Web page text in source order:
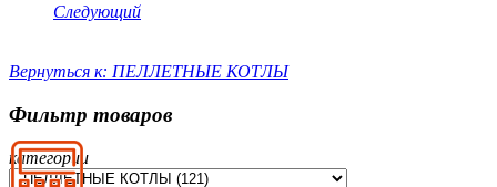
Следующий
Вернуться к: ПЕЛЛЕТНЫЕ КОТЛЫ
Фильтр товаров
категории